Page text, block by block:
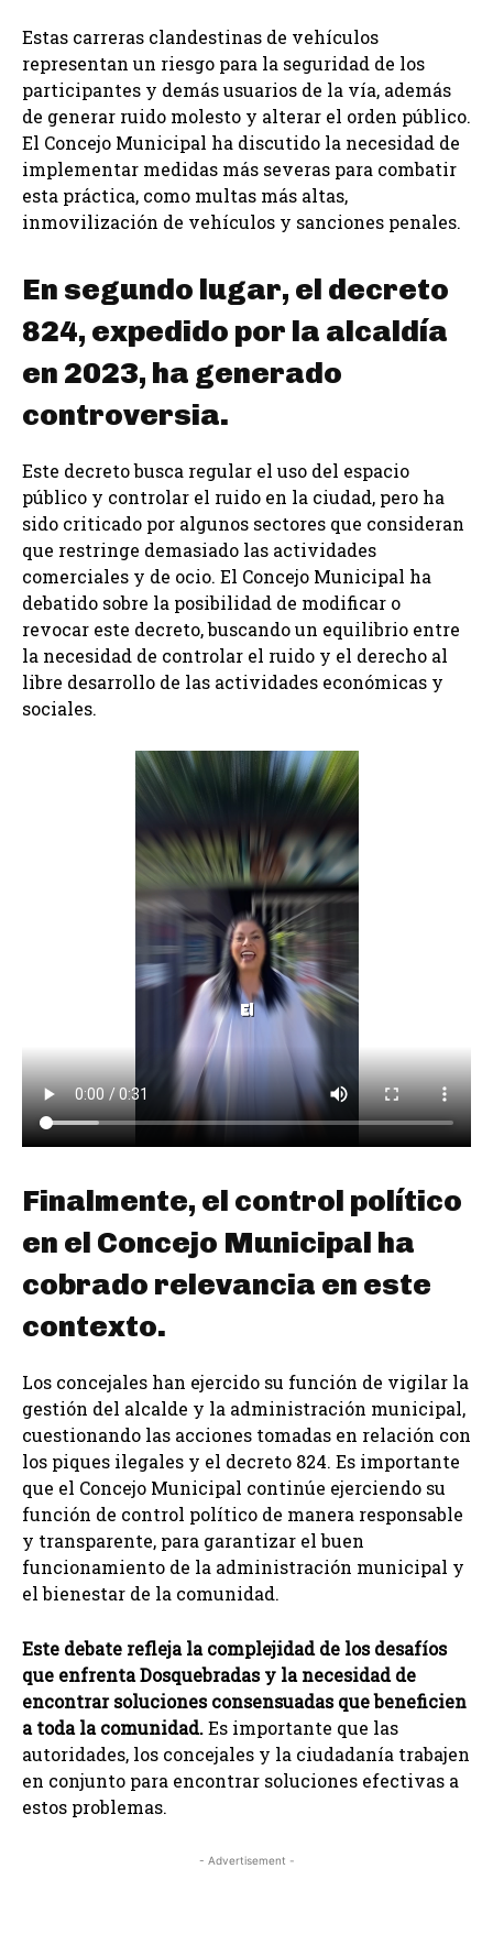
Estas carreras clandestinas de vehículos
representan un riesgo para la seguridad de los
participantes y demás usuarios de la vía, además
de generar ruido molesto y alterar el orden público.
El Concejo Municipal ha discutido la necesidad de
implementar medidas más severas para combatir
esta práctica, como multas más altas,
inmovilización de vehículos y sanciones penales.
En segundo lugar, el decreto
824, expedido por la alcaldía
en 2023, ha generado
controversia.
Este decreto busca regular el uso del espacio
público y controlar el ruido en la ciudad, pero ha
sido criticado por algunos sectores que consideran
que restringe demasiado las actividades
comerciales y de ocio. El Concejo Municipal ha
debatido sobre la posibilidad de modificar o
revocar este decreto, buscando un equilibrio entre
la necesidad de controlar el ruido y el derecho al
libre desarrollo de las actividades económicas y
sociales.
Finalmente, el control político
en el Concejo Municipal ha
cobrado relevancia en este
contexto.
Los concejales han ejercido su función de vigilar la
gestión del alcalde y la administración municipal,
cuestionando las acciones tomadas en relación con
los piques ilegales y el decreto 824. Es importante
que el Concejo Municipal continúe ejerciendo su
función de control político de manera responsable
y transparente, para garantizar el buen
funcionamiento de la administración municipal y
el bienestar de la comunidad.
Este debate refleja la complejidad de los desafíos
que enfrenta Dosquebradas y la necesidad de
encontrar soluciones consensuadas que beneficien
a toda la comunidad.Es importante que las
autoridades, los concejales y la ciudadanía trabajen
en conjunto para encontrar soluciones efectivas a
estos problemas.
- Advertisement -